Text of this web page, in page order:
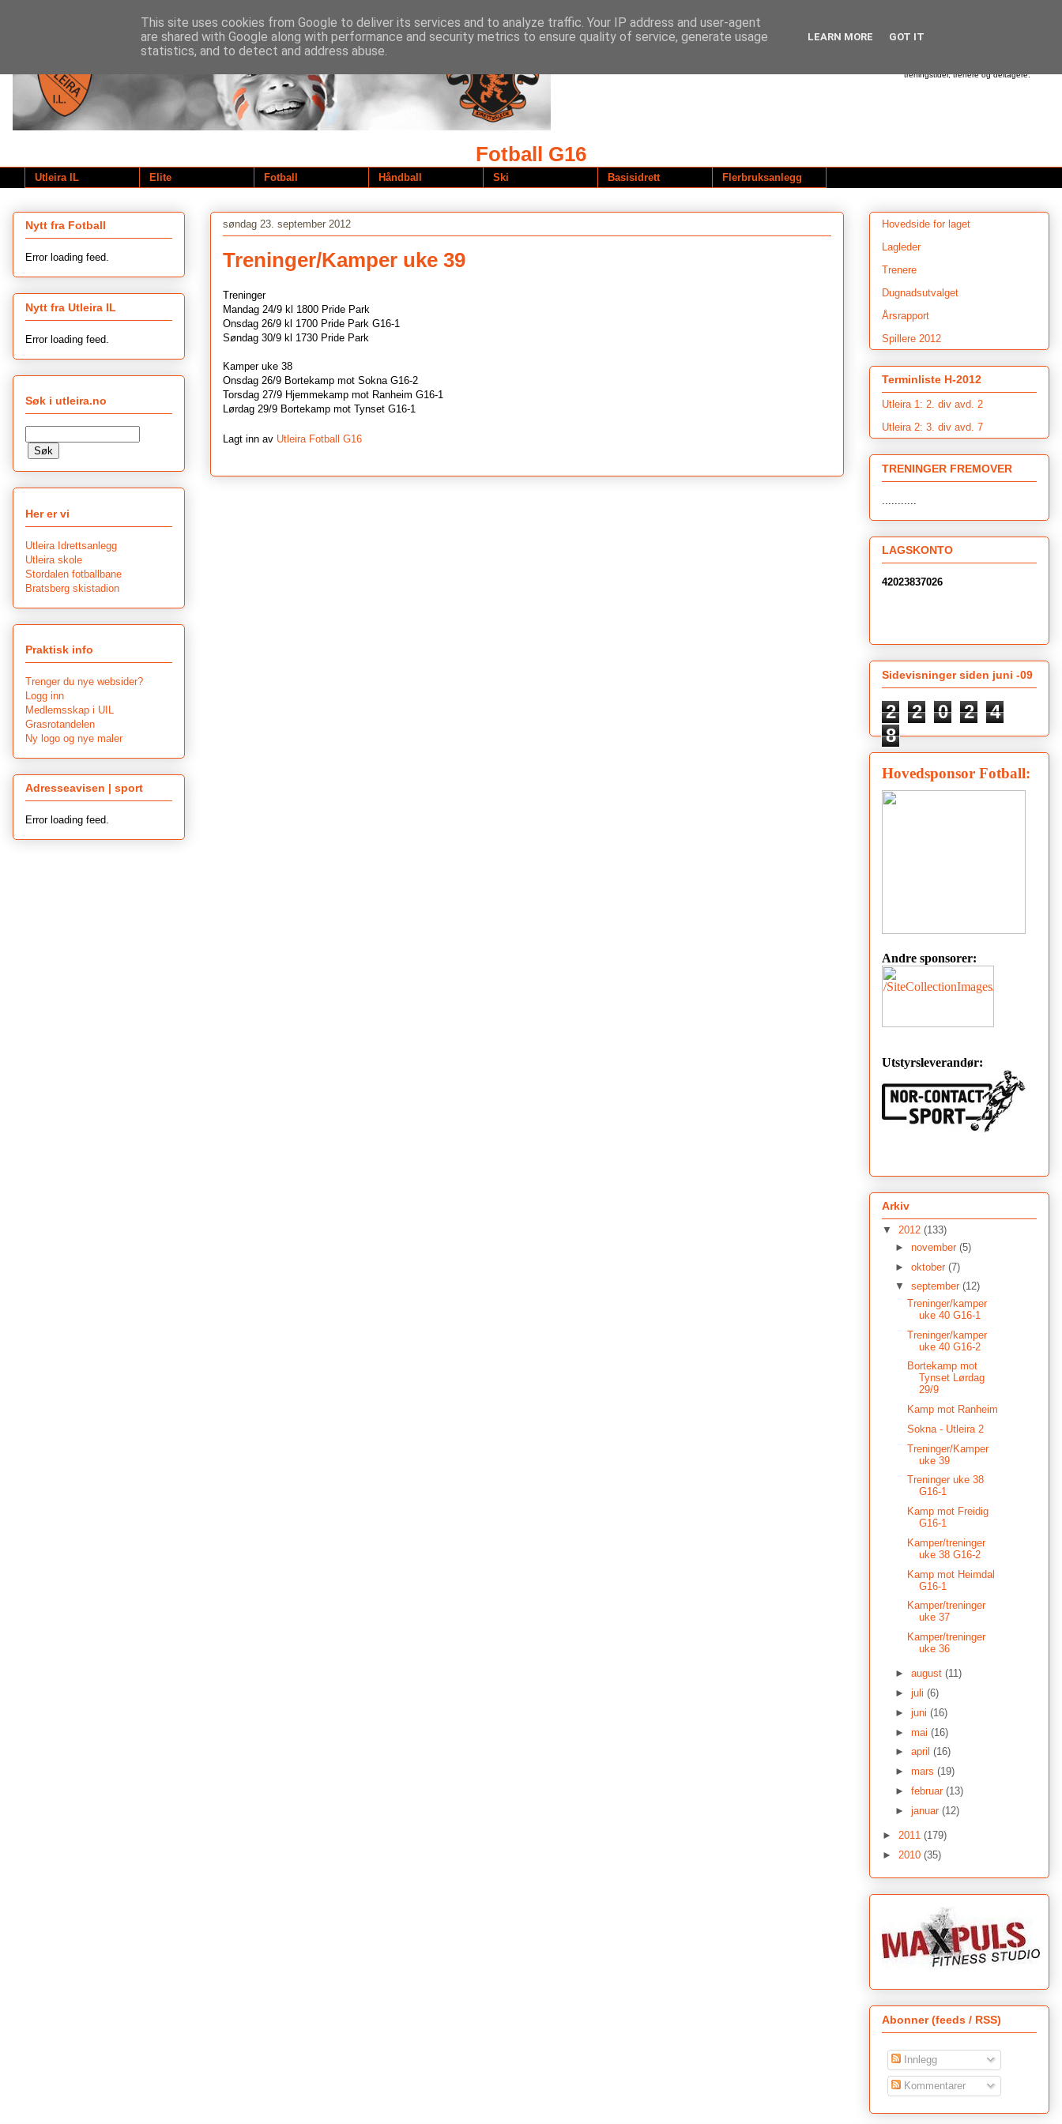
Dette er hjemmesiden til Utleira Idrettslag.
treningstider, trenere og deltagere.
Fotball G16
Utleira IL Elite Fotball Håndball Ski Basisidrett Flerbruksanlegg
søndag 23. september 2012
Treninger/Kamper uke 39
Treninger
Mandag 24/9 kl 1800 Pride Park
Onsdag 26/9 kl 1700 Pride Park G16-1
Søndag 30/9 kl 1730 Pride Park
Kamper uke 38
Onsdag 26/9 Bortekamp mot Sokna G16-2
Torsdag 27/9 Hjemmekamp mot Ranheim G16-1
Lørdag 29/9 Bortekamp mot Tynset G16-1
Lagt inn av Utleira Fotball G16
Nytt fra Fotball
Error loading feed.
Nytt fra Utleira IL
Error loading feed.
Søk i utleira.no
Her er vi
Utleira Idrettsanlegg
Utleira skole
Stordalen fotballbane
Bratsberg skistadion
Praktisk info
Trenger du nye websider?
Logg inn
Medlemsskap i UIL
Grasrotandelen
Ny logo og nye maler
Adresseavisen | sport
Error loading feed.
Hovedside for laget
Lagleder
Trenere
Dugnadsutvalget
Årsrapport
Spillere 2012
Terminliste H-2012
Utleira 1: 2. div avd. 2
Utleira 2: 3. div avd. 7
TRENINGER FREMOVER
LAGSKONTO
42023837026
Sidevisninger siden juni -09
2 2 0 2
4
8
Arkiv
▼ 2012 (133)
► november (5)
► oktober (7)
▼ september (12)
Treninger/kamper
uke 40 G16-1
Treninger/kamper
uke 40 G16-2
Bortekamp mot
Tynset Lørdag
29/9
Kamp mot Ranheim
Sokna - Utleira 2
Treninger/Kamper
uke 39
Treninger uke 38
G16-1
Kamp mot Freidig
G16-1
Kamper/treninger
uke 38 G16-2
Kamp mot Heimdal
G16-1
Kamper/treninger
uke 37
Kamper/treninger
uke 36
► august (11)
► juli (6)
► juni (16)
► mai (16)
► april (16)
► mars (19)
► februar (13)
► januar (12)
► 2011 (179)
► 2010 (35)
Abonner (feeds / RSS)
Innlegg
Kommentarer
This site uses cookies from Google to deliver its services and to analyze traffic. Your IP address and user-agent
are shared with Google along with performance and security metrics to ensure quality of service, generate usage
statistics, and to detect and address abuse.
LEARN MORE GOT IT